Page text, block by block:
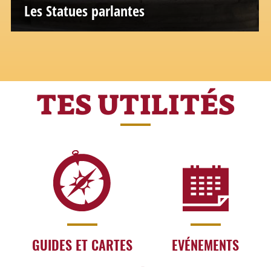
Les Statues parlantes
TES UTILITÉS
GUIDES ET CARTES EVÉNEMENTS